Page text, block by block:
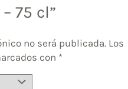
75 cl”
no será publicada. Los
con *